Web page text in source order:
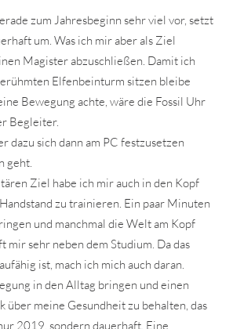
zum Jahresbeginn sehr viel vor, setzt
um. Was ich mir aber als Ziel
Magister abzuschließen. Damit ich
Elfenbeinturm sitzen bleibe
Bewegung achte, wäre die Fossil Uhr
Begleiter.
dazu sich dann am PC festzusetzen
geht.
Ziel habe ich mir auch in den Kopf
zu trainieren. Ein paar Minuten
und manchmal die Welt am Kopf
mir sehr neben dem Studium. Da das
ist, mach ich mich auch daran.
in den Alltag bringen und einen
über meine Gesundheit zu behalten, das
2019, sondern dauerhaft. Eine